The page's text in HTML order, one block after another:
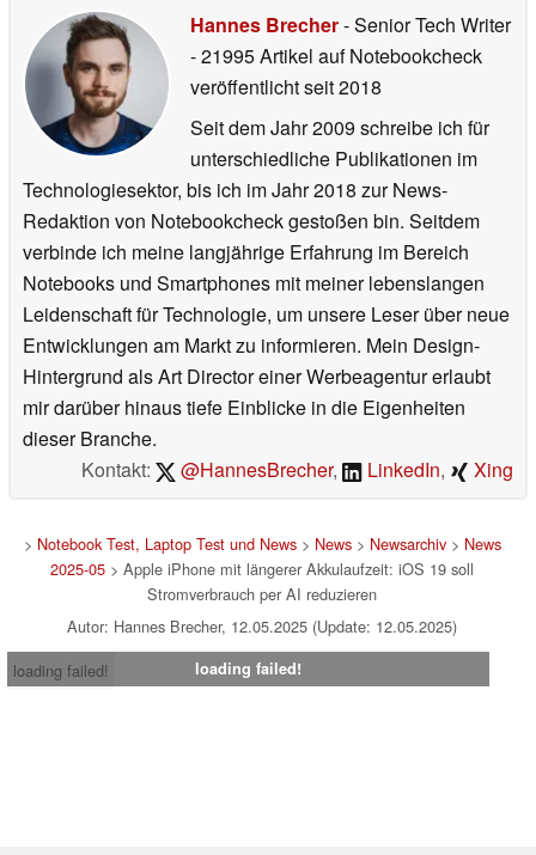
Hannes Brecher- Senior Tech Writer
- 21995 Artikel auf Notebookcheck
veröffentlichtseit 2018
Seit dem Jahr 2009 schreibe ich für
unterschiedliche Publikationen im
Technologiesektor, bis ich im Jahr 2018 zur News-
Redaktion von Notebookcheck gestoßen bin. Seitdem
verbinde ich meine langjährige Erfahrung im Bereich
Notebooks und Smartphones mit meiner lebenslangen
Leidenschaft für Technologie, um unsere Leser über neue
Entwicklungen am Markt zu informieren. Mein Design-
Hintergrund als Art Director einer Werbeagentur erlaubt
mir darüber hinaus tiefe Einblicke in die Eigenheiten
dieser Branche.
Kontakt:
@HannesBrecher, LinkedIn, Xing
> Notebook Test, Laptop Test und News> News> Newsarchiv> News
2025-05 > Apple iPhone mit längerer Akkulaufzeit: iOS 19 soll
Stromverbrauch per AI reduzieren
Autor: Hannes Brecher, 12.05.2025 (Update: 12.05.2025)
loading failed!
loading failed!